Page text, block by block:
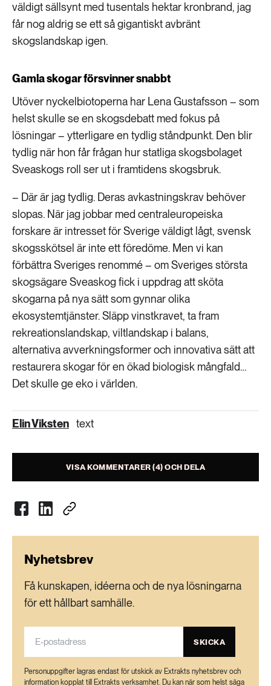
väldigt sällsynt med tusentals hektar kronbrand, jag
får nog aldrig se ett så gigantiskt avbränt
skogslandskap igen.
Gamla skogar försvinner snabbt
Utöver nyckelbiotoperna har Lena Gustafsson – som
helst skulle se en skogsdebatt med fokus på
lösningar – ytterligare en tydlig ståndpunkt. Den blir
tydlig när hon får frågan hur statliga skogsbolaget
Sveaskogs roll ser ut i framtidens skogsbruk.
– Där är jag tydlig. Deras avkastningskrav behöver
slopas. När jag jobbar med centraleuropeiska
forskare är intresset för Sverige väldigt lågt, svensk
skogsskötsel är inte ett föredöme. Men vi kan
förbättra Sveriges renommé – om Sveriges största
skogsägare Sveaskog fick i uppdrag att sköta
skogarna på nya sätt som gynnar olika
ekosystemtjänster. Släpp vinstkravet, ta fram
rekreationslandskap, viltlandskap i balans,
alternativa avverkningsformer och innovativa sätt att
restaurera skogar för en ökad biologisk mångfald…
Det skulle ge eko i världen.
Elin Viksten text
VISA KOMMENTARER (4) OCH DELA
Nyhetsbrev
Få kunskapen, idéerna och de nya lösningarna
för ett hållbart samhälle.
SKICKA
Personuppgifter lagras endast för utskick av Extrakts nyhetsbrev och
information kopplat till Extrakts verksamhet. Du kan när som helst säga